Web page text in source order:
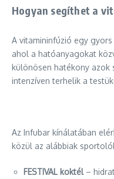
Hogyan segíthet a
A vitamininfúzió egy
ahol a hatóanyagokat
különösen hatékony azok
intenzíven terhelik a
Az Infubar kínálatában
közül az alábbiak
FESTIVAL koktél–